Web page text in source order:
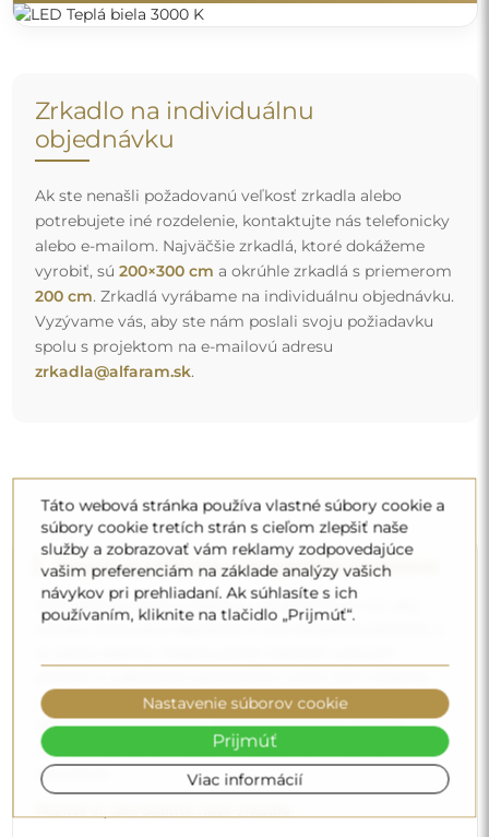
Zrkadlo na individuálnu
objednávku
Ak ste nenašli požadovanú veľkosť zrkadla alebo
potrebujete iné rozdelenie, kontaktujte nás telefonicky
alebo e-mailom. Najväčšie zrkadlá, ktoré dokážeme
vyrobiť, sú 200×300 cm a okrúhle zrkadlá s priemerom
200 cm. Zrkadlá vyrábame na individuálnu objednávku.
Vyzývame vás, aby ste nám poslali svoju požiadavku
spolu s projektom na e-mailovú adresu
zrkadla@alfaram.sk.
Doprava zdarma a bezpečná preprava
Nemusíte sa starať o prepravu – postaráme sa o to, aby
zrkadlo, ktoré ste si objednali, k vám bezpečne dorazilo, a
zaručiť, že zrkadlo dorazí v dokonalom stave, bez
dodatočných poplatkov. Aj keď si objednáte zrkadlo
veľkých rozmerov, môžete sa spoľahnúť na rýchle
doručenie.
Táto webová stránka používa vlastné súbory cookie a
súbory cookie tretích strán s cieľom zlepšiť naše
služby a zobrazovať vám reklamy zodpovedajúce
vašim preferenciám na základe analýzy vašich
návykov pri prehliadaní. Ak súhlasíte s ich
používaním, kliknite na tlačidlo „Prijmúť“.
Viac informácií
Nastavenie súborov cookie
Prijmúť